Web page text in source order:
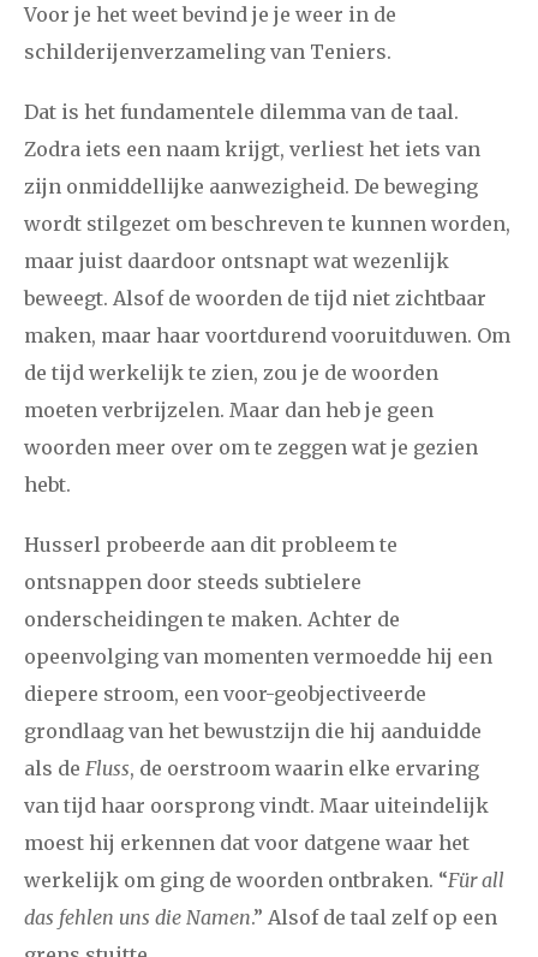
2014 augustus september oktober november
december
2013
januari maart april mei juni
augustus september oktober november
december
2012
januari april
augustus september oktober november
december
2011 augustus september oktober november
december
2010
januari februari maart april mei juni juli
september oktober
december
februari april juni augustus
september oktober november december
Voor je het weet bevind je je weer in de
schilderijenverzameling van Teniers.
Dat is het fundamentele dilemma van de taal.
Zodra iets een naam krijgt, verliest het iets van
zijn onmiddellijke aanwezigheid. De beweging
wordt stilgezet om beschreven te kunnen worden,
maar juist daardoor ontsnapt wat wezenlijk
beweegt. Alsof de woorden de tijd niet zichtbaar
maken, maar haar voortdurend vooruitduwen. Om
de tijd werkelijk te zien, zou je de woorden
moeten verbrijzelen. Maar dan heb je geen
woorden meer over om te zeggen wat je gezien
hebt.
Husserl probeerde aan dit probleem te
ontsnappen door steeds subtielere
onderscheidingen te maken. Achter de
opeenvolging van momenten vermoedde hij een
diepere stroom, een voor-geobjectiveerde
grondlaag van het bewustzijn die hij aanduidde
als de Fluss, de oerstroom waarin elke ervaring
van tijd haar oorsprong vindt. Maar uiteindelijk
moest hij erkennen dat voor datgene waar het
werkelijk om ging de woorden ontbraken. “Für all
das fehlen uns die Namen.” Alsof de taal zelf op een